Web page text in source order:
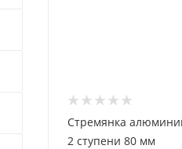
Стремянка
2 ступени 80 мм